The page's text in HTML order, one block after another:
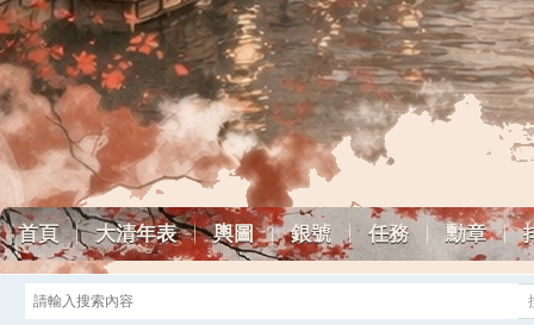
首頁 大清年表 輿圖 銀號 任務 勳章